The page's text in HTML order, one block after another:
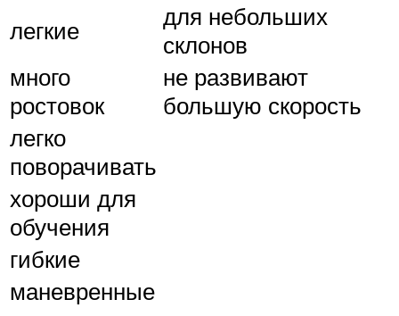
легкие
для небольших
склонов
много
ростовок
не развивают
большую скорость
легко
поворачивать
хороши для
обучения
гибкие
маневренные